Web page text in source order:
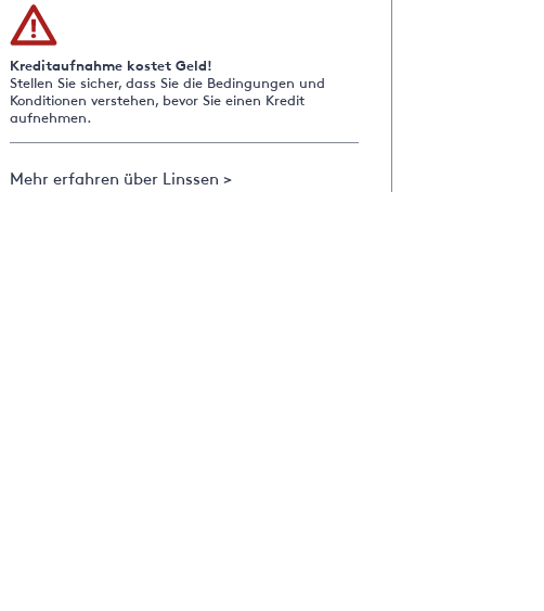
Kreditaufnahme kostet Geld!
Stellen Sie sicher, dass Sie die Bedingungen und
Konditionen verstehen, bevor Sie einen Kredit
aufnehmen.
Mehr erfahren über Linssen >